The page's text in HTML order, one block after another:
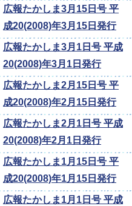
広報たかしま3月15日号 平
成20(2008)年3月15日発行
広報たかしま3月1日号 平成
20(2008)年3月1日発行
広報たかしま2月15日号 平
成20(2008)年2月15日発行
広報たかしま2月1日号 平成
20(2008)年2月1日発行
広報たかしま1月15日号 平
成20(2008)年1月15日発行
広報たかしま1月1日号 平成